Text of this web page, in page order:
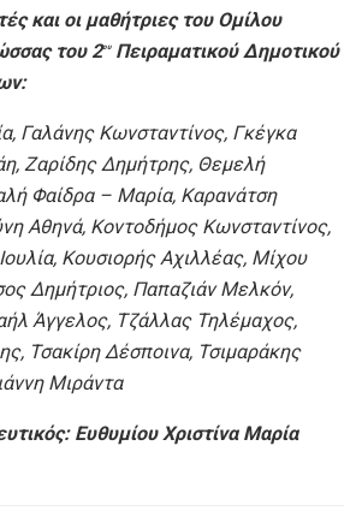
και οι μαθήτριες του Ομίλου
του 2ουΠειραματικού Δημοτικού
Γαλάνης Κωνσταντίνος, Γκέγκα
Ζαρίδης Δημήτρης, Θεμελή
Φαίδρα – Μαρία, Καρανάτση
Αθηνά, Κοντοδήμος Κωνσταντίνος,
Κουσιορής Αχιλλέας, Μίχου
Δημήτριος, Παπαζιάν Μελκόν,
Άγγελος, Τζάλλας Τηλέμαχος,
Τσακίρη Δέσποινα, Τσιμαράκης
Μιράντα
Ευθυμίου Χριστίνα Μαρία